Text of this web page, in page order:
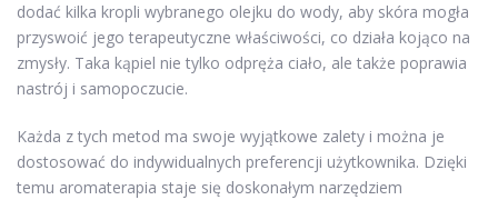
dodać kilka kropli wybranego olejku do wody, aby skóra mogła
przyswoić jego terapeutyczne właściwości, co działa kojąco na
zmysły. Taka kąpiel nie tylko odpręża ciało, ale także poprawia
nastrój i samopoczucie.
Każda z tych metod ma swoje wyjątkowe zalety i można je
dostosować do indywidualnych preferencji użytkownika. Dzięki
temu aromaterapia staje się doskonałym narzędziem